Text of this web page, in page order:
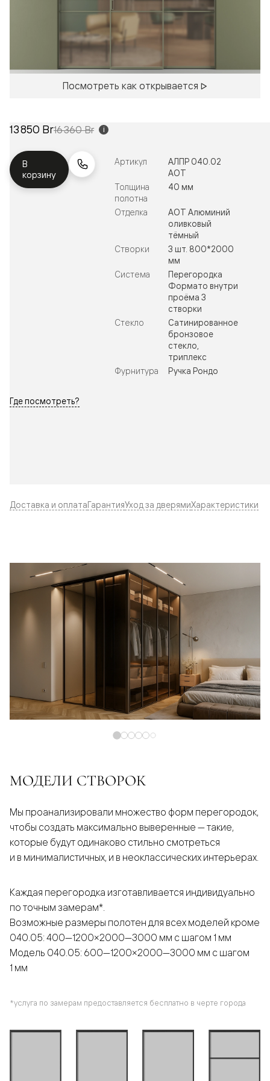
Посмотреть как открывается
13 850 Br16 360 Br i
В
корзину
Артикул
АЛПР 040.02
АОТ
Толщина
полотна
40 мм
Отделка
АОТ Алюминий
оливковый
тёмный
Створки
3 шт. 800*2000
мм
Система
Перегородка
Формато внутри
проёма 3
створки
Стекло
Сатинированное
бронзовое
стекло,
триплекс
Фурнитура
Ручка Рондо
Где посмотреть?
Доставка и оплатаГарантияУход за дверямиХарактеристики
МОДЕЛИ СТВОРОК
Мы проанализировали множество форм перегородок,
чтобы создать максимально выверенные — такие,
которые будут одинаково стильно смотреться
и в минималистичных, и в неоклассических интерьерах.
Каждая перегородка изготавливается индивидуально
по точным замерам*.
Возможные размеры полотен для всех моделей кроме
040.05: 400—1200×2000—3000 мм с шагом 1 мм
Модель 040.05: 600—1200×2000—3000 мм с шагом
1 мм
*услуга по замерам предоставляется бесплатно в черте города